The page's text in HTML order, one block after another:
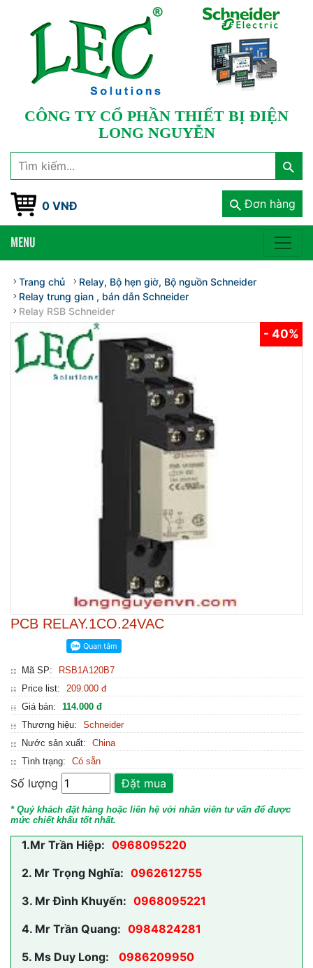
CÔNG TY CỔ PHẦN THIẾT BỊ ĐIỆN
LONG NGUYỄN
0 VNĐ Đơn hàng
MENU
Trang chủ
Relay, Bộ hẹn giờ, Bộ nguồn Schneider
Relay trung gian , bán dẫn Schneider
Relay RSB Schneider
- 40%
PCB RELAY.1CO.24VAC
Mã SP:
RSB1A120B7
Price list:
209.000 đ
Giá bán:
114.000 đ
Thương hiệu:
Schneider
Nước sản xuất:
China
Tình trạng:
Có sẵn
Số lượng Đặt mua
* Quý khách đặt hàng hoặc liên hệ với nhân viên tư vấn để được
mức chiết khấu tốt nhất.
1.Mr Trần Hiệp: 0968095220
2. Mr Trọng Nghĩa: 0962612755
3. Mr Đình Khuyến: 0968095221
4. Mr Trần Quang: 0984824281
5. Ms Duy Long:
0986209950